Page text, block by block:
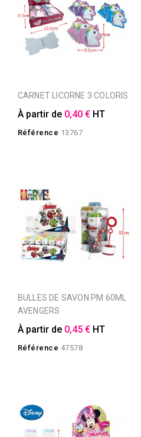
CARNET LICORNE 3 COLORIS
À partir de 0,40 € HT
Référence 13767
BULLES DE SAVON PM 60ML
AVENGERS
À partir de 0,45 € HT
Référence 47578